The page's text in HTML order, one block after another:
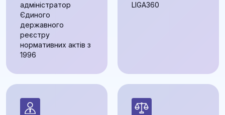
адміністратор
Єдиного
державного
реєстру
нормативних актів з
1996
LIGA360